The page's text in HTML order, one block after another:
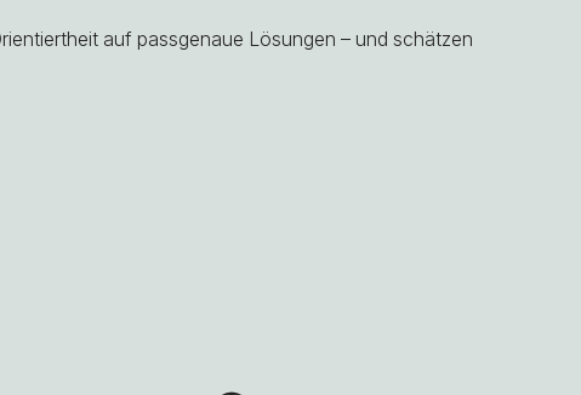
auf passgenaue Lösungen – und schätzen